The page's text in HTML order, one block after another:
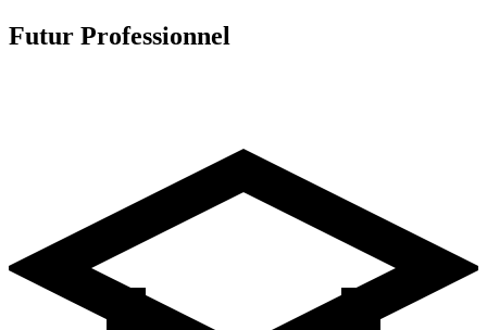
Futur Professionnel